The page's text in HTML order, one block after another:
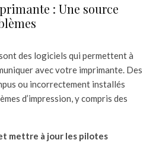
: Une source
des logiciels qui permettent à
avec votre imprimante. Des
ou incorrectement installés
d’impression, y compris des
mettre à jour les pilotes